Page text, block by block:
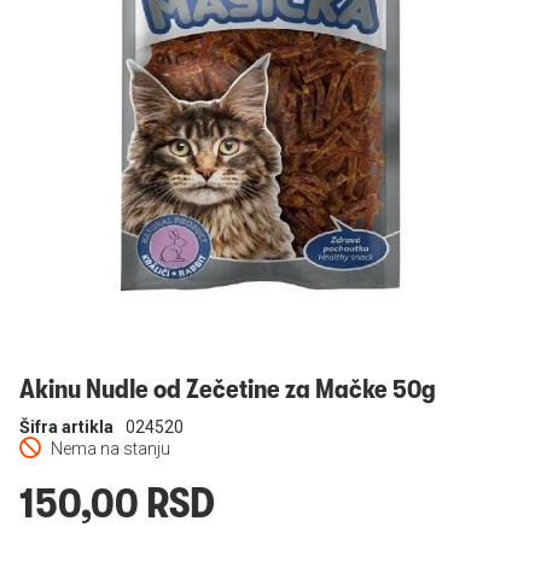
Akinu Nudle od Zečetine za Mačke 50g
Nema na stanju
Šifra artikla 024520
150,00 RSD